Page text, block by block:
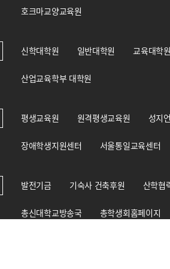
호크마교양교육원
신학대학원 일반대학원 교육대학원
산업교육학부 대학원
평생교육원 원격평생교육원 성지
장애학생지원센터 서울통일교육센터
발전기금 기숙사 건축후원 산학협
총신대학교방송국 총학생회홈페이지